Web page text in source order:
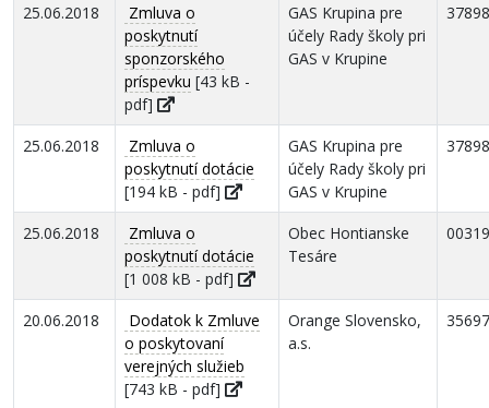
25.06.2018
Zmluva o
poskytnutí
sponzorského
príspevku [43 kB -
pdf]
GAS Krupina pre
účely Rady školy pri
GAS v Krupine
25.06.2018
Zmluva o
poskytnutí dotácie
[194 kB - pdf]
GAS Krupina pre
účely Rady školy pri
GAS v Krupine
25.06.2018
Zmluva o
poskytnutí dotácie
[1 008 kB - pdf]
Obec Hontianske
Tesáre
20.06.2018
Dodatok k Zmluve
o poskytovaní
verejných služieb
[743 kB - pdf]
Orange Slovensko,
a.s.